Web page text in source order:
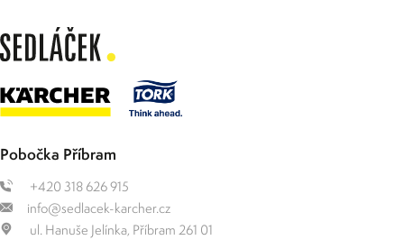
Pobočka Příbram
+420 318 626 915
info@sedlacek-karcher.cz
ul. Hanuše Jelínka, Příbram 261 01